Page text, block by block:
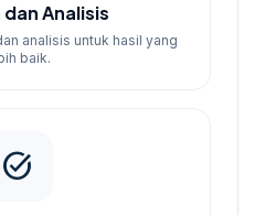
Analisis
analisis untuk hasil yang
baik.
task_alt